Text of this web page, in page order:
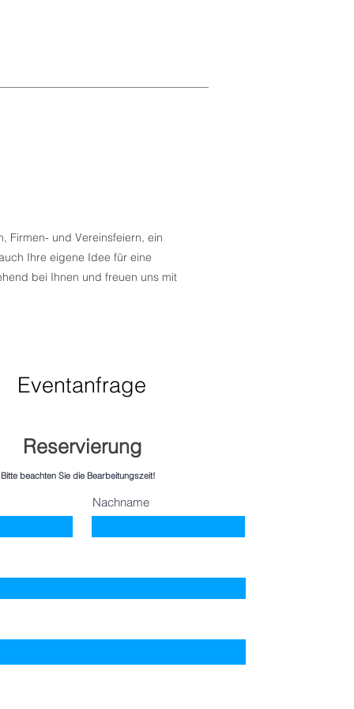
Firmen- und Vereinsfeiern, ein
Ihre eigene Idee für eine
bei Ihnen und freuen uns mit
Eventanfrage
Reservierung
Bitte beachten Sie die Bearbeitungszeit!
Nachname